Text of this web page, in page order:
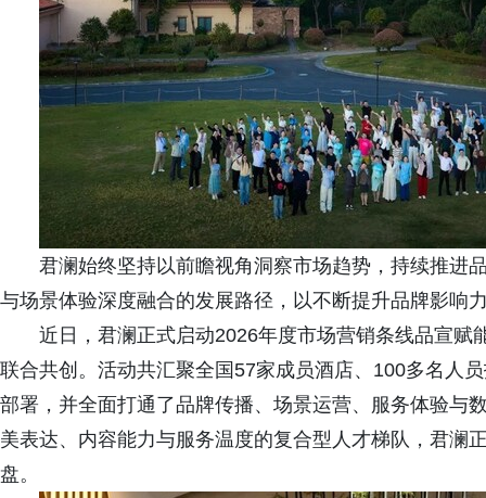
君澜始终坚持以前瞻视角洞察市场趋势，持续推进
与场景体验深度融合的发展路径，以不断提升品牌影响
近日，君澜正式启动2026年度市场营销条线品宣
联合共创。活动共汇聚全国57家成员酒店、100多名人
部署，并全面打通了品牌传播、场景运营、服务体验与
美表达、内容能力与服务温度的复合型人才梯队，君澜
盘。